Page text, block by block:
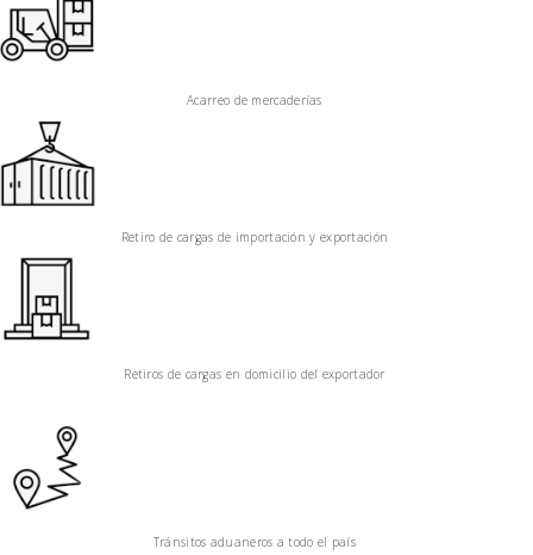
Acarreo de mercaderías
Retiro de cargas de importación y exportación
Retiros de cargas en domicilio del exportador
Tránsitos aduaneros a todo el país